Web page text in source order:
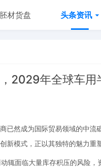
胚材货盘 头条资讯
2029年全球车用
已然成为国际贸易领域的中
新模式，正以其独特的魅力重
辄面临大量库存积压的风险